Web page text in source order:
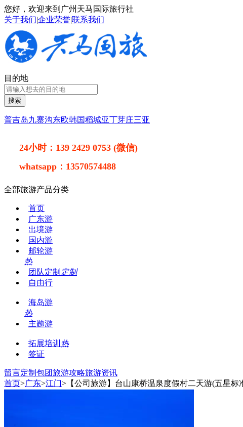
您好，欢迎来到广州天马国际旅行社
关于我们|企业荣誉|联系我们
目的地
搜索
普吉岛九寨沟东欧韩国稻城亚丁芽庄三亚
24小时： 139 2429 0753 (微信)
whatsapp： 13570574488
全部旅游产品分类
首页
广东游
出境游
国内游
邮轮游
热
团队定制 定制
自由行
海岛游
热
主题游
拓展培训 热
签证
留言定制包团旅游攻略旅游资讯
首页>广东>江门>【公司旅游】台山康桥温泉度假村二天游(五星